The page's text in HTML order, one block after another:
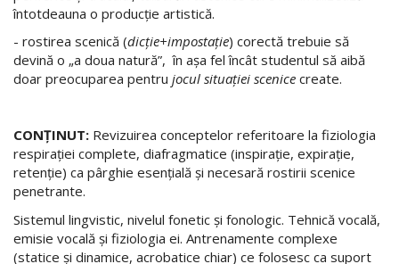
întotdeauna o producție artistică.
- rostirea scenică (dicţie+impostaţie) corectă trebuie să
devină o „a doua natură”, în aşa fel încât studentul să aibă
doar preocuparea pentru jocul situaţiei scenice create.
CONŢINUT: Revizuirea conceptelor referitoare la fiziologia
respiraţiei complete, diafragmatice (inspiraţie, expiraţie,
retenţie) ca pârghie esenţială şi necesară rostirii scenice
penetrante.
Sistemul lingvistic, nivelul fonetic şi fonologic. Tehnică vocală,
emisie vocală şi fiziologia ei. Antrenamente complexe
(statice şi dinamice, acrobatice chiar) ce folosesc ca suport